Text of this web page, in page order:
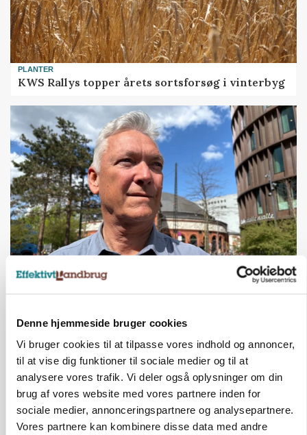
Denne hjemmeside bruger cookies
Vi bruger cookies til at tilpasse vores indhold og annoncer,
til at vise dig funktioner til sociale medier og til at
analysere vores trafik. Vi deler også oplysninger om din
brug af vores website med vores partnere inden for
sociale medier, annonceringspartnere og analysepartnere.
Vores partnere kan kombinere disse data med andre
PLANTER
KWS Rallys topper årets sortsforsøg i vinterbyg
CAP-I-DANMARK
Fjerkræbranchen: - Vi forlanger ens
konkurrence- og produktionsvilkår
Annonce
Loading...